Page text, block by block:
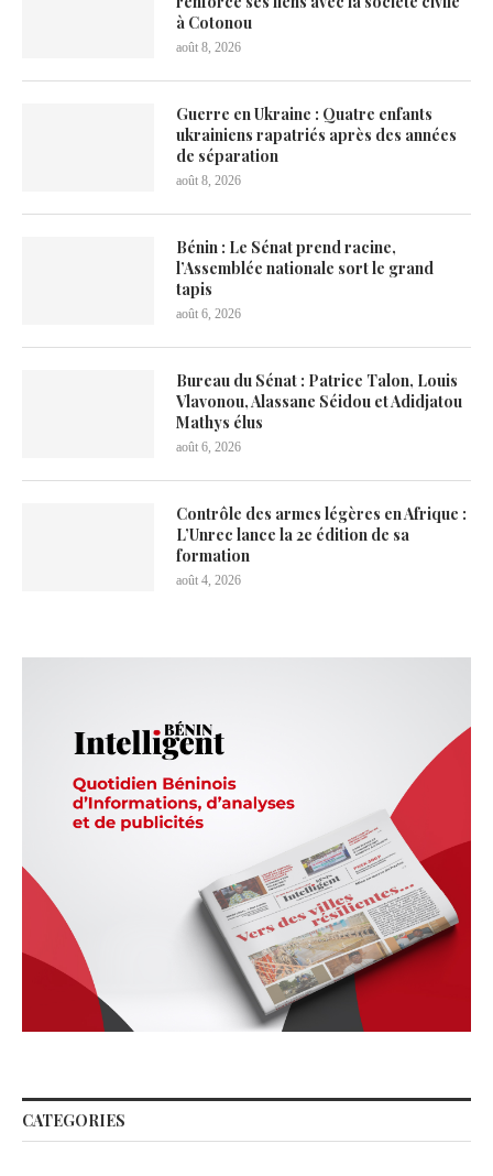
à Cotonou
août 8, 2026
Guerre en Ukraine : Quatre enfants
ukrainiens rapatriés après des années
de séparation
août 8, 2026
Bénin : Le Sénat prend racine,
l’Assemblée nationale sort le grand
tapis
août 6, 2026
Bureau du Sénat : Patrice Talon, Louis
Vlavonou, Alassane Séidou et Adidjatou
Mathys élus
août 6, 2026
Contrôle des armes légères en Afrique :
L’Unrec lance la 2e édition de sa
formation
août 4, 2026
CATEGORIES